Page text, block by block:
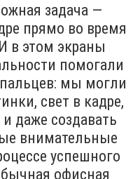
задача —
прямо во время
в этом экраны
помогали
мы могли
свет в кадре,
и даже создавать
внимательные
успешного
офисная